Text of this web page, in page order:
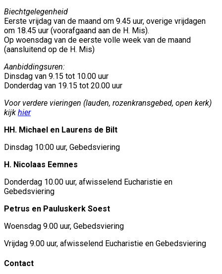
Biechtgelegenheid
Eerste vrijdag van de maand om 9.45 uur, overige vrijdagen
om 18.45 uur (voorafgaand aan de H. Mis).
Op woensdag van de eerste volle week van de maand
(aansluitend op de H. Mis)
Aanbiddingsuren:
Dinsdag van 9.15 tot 10.00 uur
Donderdag van 19.15 tot 20.00 uur
Voor verdere vieringen (lauden, rozenkransgebed, open kerk)
kijk hier
HH. Michael en Laurens de Bilt
Dinsdag 10:00 uur, Gebedsviering
H. Nicolaas Eemnes
Donderdag 10.00 uur, afwisselend Eucharistie en
Gebedsviering
Petrus en Pauluskerk Soest
Woensdag 9.00 uur, Gebedsviering
Vrijdag 9.00 uur, afwisselend Eucharistie en Gebedsviering
Contact